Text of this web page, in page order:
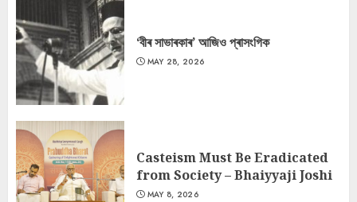
‘বীৰ সাভাৰকাৰ’ আজিও প্ৰাসংগিক
MAY 28, 2026
Casteism Must Be Eradicated
from Society – Bhaiyyaji Joshi
MAY 8, 2026